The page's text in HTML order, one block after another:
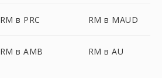
RM в PRC RM в MAUD
RM в AMB RM в AU